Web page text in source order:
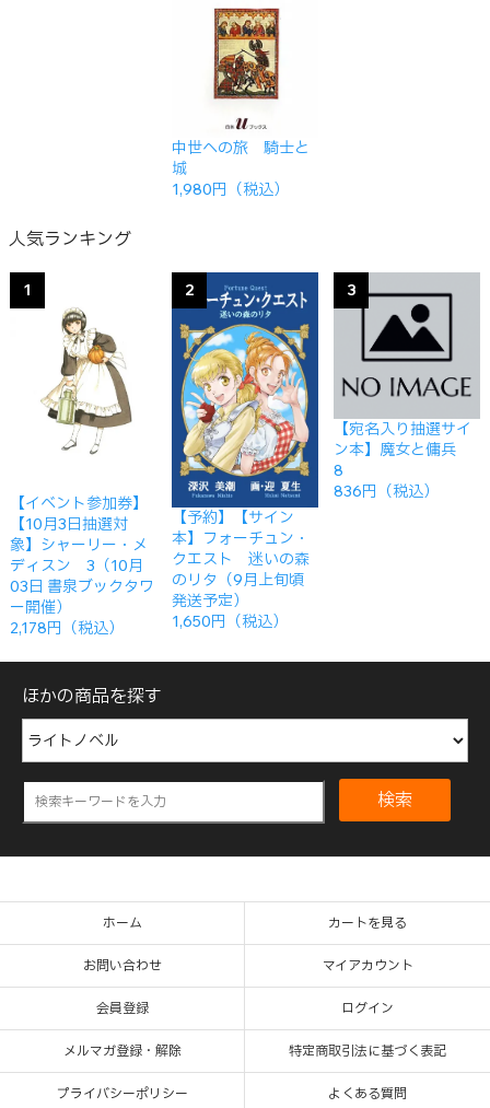
中世への旅 騎士と
城
1,980円（税込）
人気ランキング
1
【イベント参加券】
【10月3日抽選対
象】シャーリー・メ
ディスン 3（10月
03日 書泉ブックタワ
ー開催）
2,178円（税込）
2
【予約】【サイン
本】フォーチュン・
クエスト 迷いの森
のリタ（9月上旬頃
発送予定）
1,650円（税込）
3
【宛名入り抽選サイ
ン本】魔女と傭兵
8
836円（税込）
ほかの商品を探す
検索
ホーム カートを見る
お問い合わせ マイアカウント
会員登録 ログイン
メルマガ登録・解除 特定商取引法に基づく表記
プライバシーポリシー よくある質問